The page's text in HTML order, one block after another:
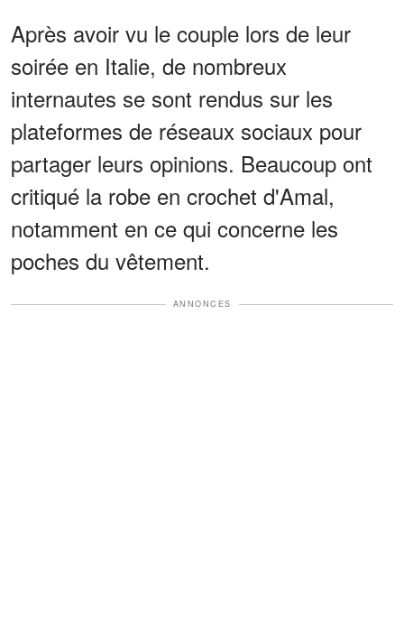
Après avoir vu le couple lors de leur
soirée en Italie, de nombreux
internautes se sont rendus sur les
plateformes de réseaux sociaux pour
partager leurs opinions. Beaucoup ont
critiqué la robe en crochet d'Amal,
notamment en ce qui concerne les
poches du vêtement.
ANNONCES